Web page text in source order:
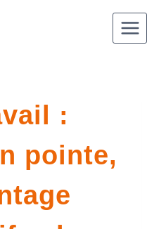
:
pointe,